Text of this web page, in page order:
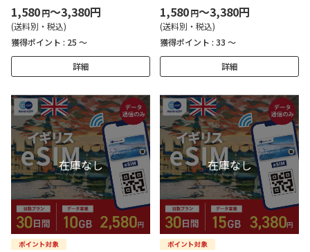
1,580円～3,380円
(送料別・税込)
獲得ポイント : 25 ～
詳細
1,580円～3,380円
(送料別・税込)
獲得ポイント : 33 ～
詳細